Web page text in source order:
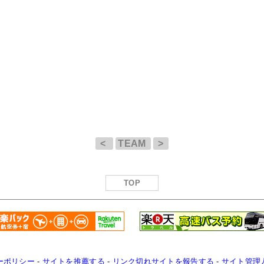
< TEAM >
TOP
ポリシー - サイトを推薦する - リンク切れサイトを報告する - サイト管理